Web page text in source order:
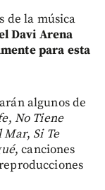
de la música
Davi Arena
para esta
algunos de
, No Tiene
Mar, Si Te
, canciones